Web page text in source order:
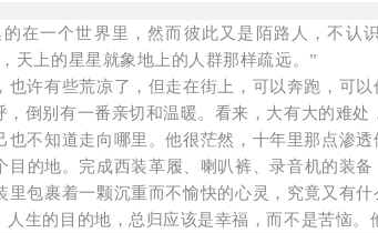
一个世界里，然而彼此又是陌路人，不认
天上的星星就象地上的人群那样疏远。”
有些荒凉了，但走在街上，可以奔跑，可以
倒别有一番亲切和温暖。看来，大有大的难处
知道走向哪里。他很茫然，十年里那点渗透
目的地。完成西装革履、喇叭裤、录音机的
包裹着一颗沉重而不愉快的心灵，究竟又有
生的目的地，总归应该是幸福，而不是苦恼